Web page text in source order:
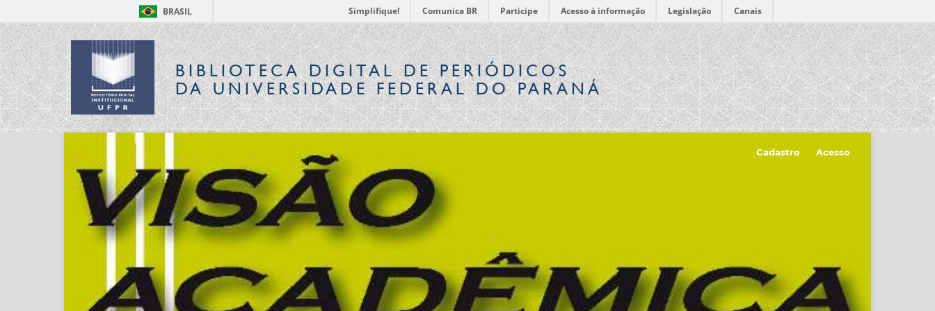
BRASIL Simplifique! Comunica BR Participe Acesso à informação Legislação Canais
BIBLIOTECA DIGITALDE PERIÓDICOS
DA UNIVERSIDADE FEDERAL DO PARANÁ
Cadastro Acesso